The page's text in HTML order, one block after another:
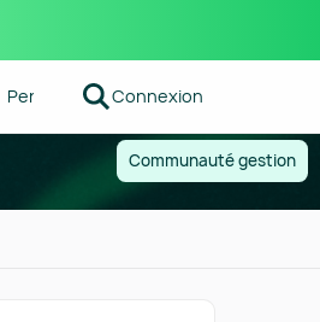
Pennylane Centre d'aide
Connexion
Communauté gestion